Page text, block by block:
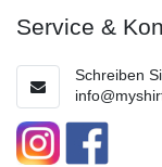
Service &
Schreiben